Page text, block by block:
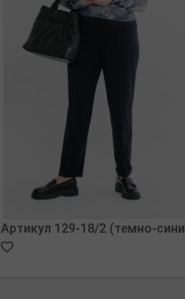
Артикул 129-18/2 (темно-